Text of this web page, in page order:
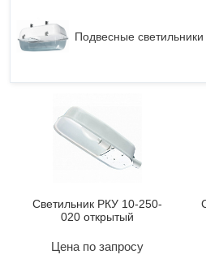
Подвесные
Светильник РКУ 10-250-
020 открытый
Цена по запросу